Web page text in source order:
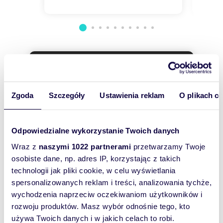
Zgoda Szczegóły Ustawienia reklam O plikach
Odpowiedzialne wykorzystanie Twoich danych
Wraz z naszymi 1022 partnerami przetwarzamy Twoje
osobiste dane, np. adres IP, korzystając z takich
technologii jak pliki cookie, w celu wyświetlania
spersonalizowanych reklam i treści, analizowania tychże,
wychodzenia naprzeciw oczekiwaniom użytkowników i
rozwoju produktów. Masz wybór odnośnie tego, kto
używa Twoich danych i w jakich celach to robi.
oraz korzystanie z niniejszych materiałów w
z 4 lutego 1994 r. o prawie autorskim i prawach
pokrewnych (Dz. U. 1994, nr 24 poz. 83 z późn.
zm.) bez pisemnej zgody Północ Nieruchomości
Sp z o.o. lub podmiotów współpracujących jest
zabronione i może stanowić podstawę
przedsiębiorstwa PÓŁNOC NIERUCHOMOŚCI Sp.
z o.o. w rozumieniu ustawy z dnia 16 kwietnia
1993 r. o zwalczaniu nieuczciwej konkurencji
(Dz. U. z 2003 r., Nr 153, poz. 1503 z późn. zm.).
Oferta wysłana z programu dla biur
nieruchomości ASARI CRM (asaricrm.com)
wiadomość
To najlepszy
właściciel
oferty
szybko się z
Tobą
skontaktował!